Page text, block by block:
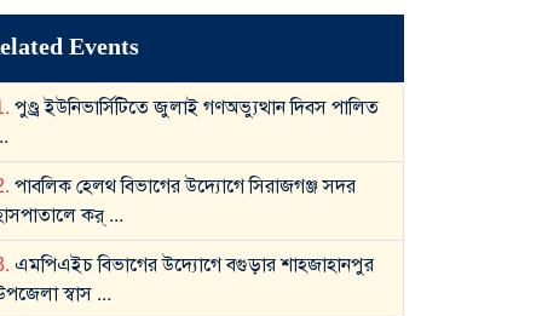
Events
. পুণ্ড্র ইউনিভার্সিটিতে জুলাই গণঅভ্যুত্থান দিবস পালিত
. পাবলিক হেলথ বিভাগের উদ্যোগে সিরাজগঞ্জ সদর
কর্...
. এমপিএইচ বিভাগের উদ্যোগে বগুড়ার শাহজাহানপুর
স্বাস ...